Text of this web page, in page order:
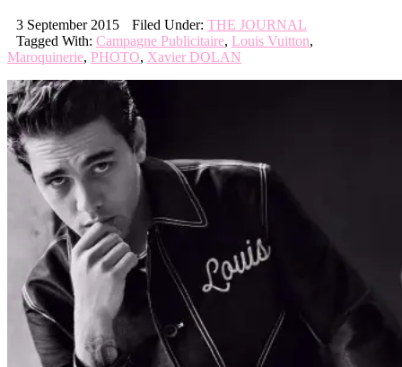
3 September 2015 Filed Under: THE JOURNAL
Tagged With: Campagne Publicitaire, Louis Vuitton,
Maroquinerie, PHOTO, Xavier DOLAN